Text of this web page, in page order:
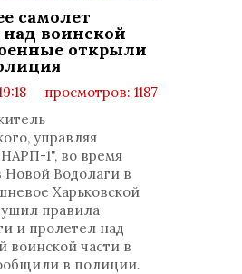
самолет
над воинской
открыли
просмотров: 1187
0
управляя
1", во время
Новой Водолаги в
Харьковской
правила
и пролетел над
воинской части в
в полиции.